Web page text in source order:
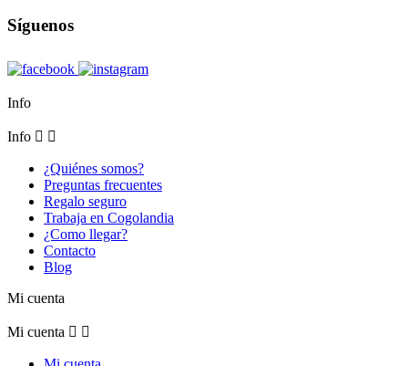
Síguenos
Info
Info  
¿Quiénes somos?
Preguntas frecuentes
Regalo seguro
Trabaja en Cogolandia
¿Como llegar?
Contacto
Blog
Mi cuenta
Mi cuenta  